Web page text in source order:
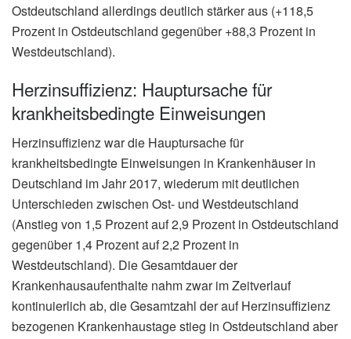
Ostdeutschland allerdings deutlich stärker aus (+118,5
Prozent in Ostdeutschland gegenüber +88,3 Prozent in
Westdeutschland).
Herzinsuffizienz: Hauptursache für
krankheitsbedingte Einweisungen
Herzinsuffizienz war die Hauptursache für
krankheitsbedingte Einweisungen in Krankenhäuser in
Deutschland im Jahr 2017, wiederum mit deutlichen
Unterschieden zwischen Ost- und Westdeutschland
(Anstieg von 1,5 Prozent auf 2,9 Prozent in Ostdeutschland
gegenüber 1,4 Prozent auf 2,2 Prozent in
Westdeutschland). Die Gesamtdauer der
Krankenhausaufenthalte nahm zwar im Zeitverlauf
kontinuierlich ab, die Gesamtzahl der auf Herzinsuffizienz
bezogenen Krankenhaustage stieg in Ostdeutschland aber